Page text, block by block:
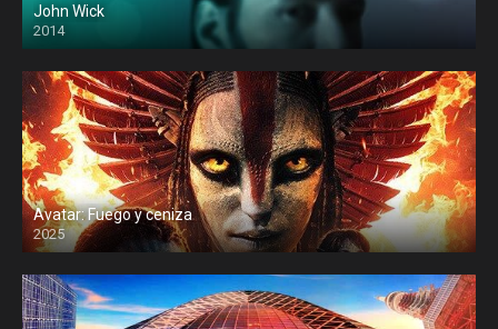
John Wick
2014
Avatar: Fuego y ceniza
2025